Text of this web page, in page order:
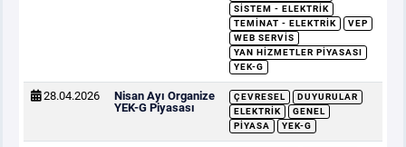
SISTEM - ELEKTRIK
TEMINAT - ELEKTRIK
VEP
WEB SERVIS
YAN HIZMETLER PIYASASI
YEK-G
28.04.2026
Nisan Ayı Organize
YEK-G Piyasası
ÇEVRESEL
DUYURULAR
ELEKTRIK
GENEL
PIYASA
YEK-G